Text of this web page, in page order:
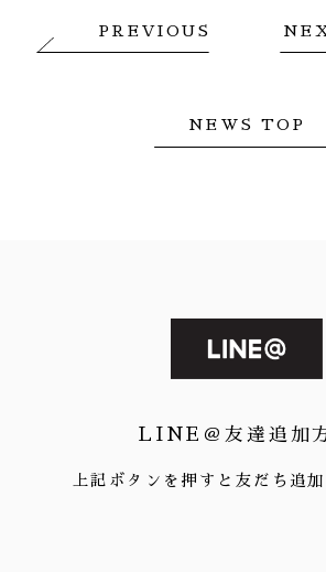
PREVIOUS
NEWS TOP
LINE＠友達追加
上記ボタンを押すと友だち追